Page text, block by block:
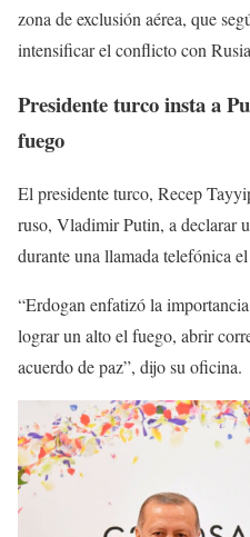
zona de exclusión aérea, que
intensificar el conflicto con
Presidente turco insta a
fuego
El presidente turco, Recep
ruso, Vladimir Putin, a declarar
durante una llamada telefónica
“Erdogan enfatizó la
lograr un alto el fuego, abrir
acuerdo de paz”, dijo su oficina.